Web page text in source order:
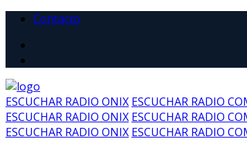
Contacto
ESCUCHAR RADIO ONIX ESCUCHAR RADIO
ESCUCHAR RADIO ONIX ESCUCHAR RADIO
ESCUCHAR RADIO ONIX ESCUCHAR RADIO